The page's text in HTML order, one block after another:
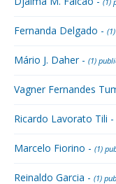
Fernanda Delgado -
Mário J. Daher - (1)
Vagner Fernandes
Ricardo Lavorato Tili -
Marcelo Fiorino - (1)
Reinaldo Garcia - (1)